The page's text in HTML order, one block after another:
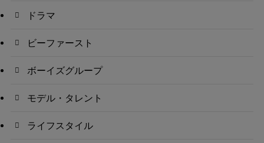
ドラマ
ビーファースト
ボーイズグループ
モデル・タレント
ライフスタイル